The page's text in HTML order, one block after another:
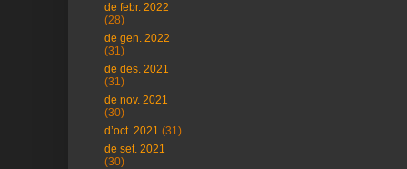
de febr. 2022
(28)
de gen. 2022
(31)
de des. 2021
(31)
de nov. 2021
(30)
d’oct. 2021 (31)
de set. 2021
(30)